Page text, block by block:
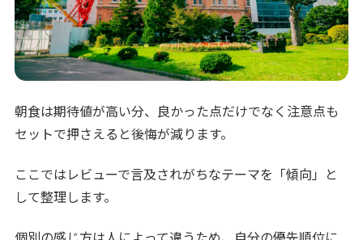
朝食は期待値が高い分、良かった点だけでなく注意点も
セットで押さえると後悔が減ります。
ここではレビューで言及されがちなテーマを「傾向」と
して整理します。